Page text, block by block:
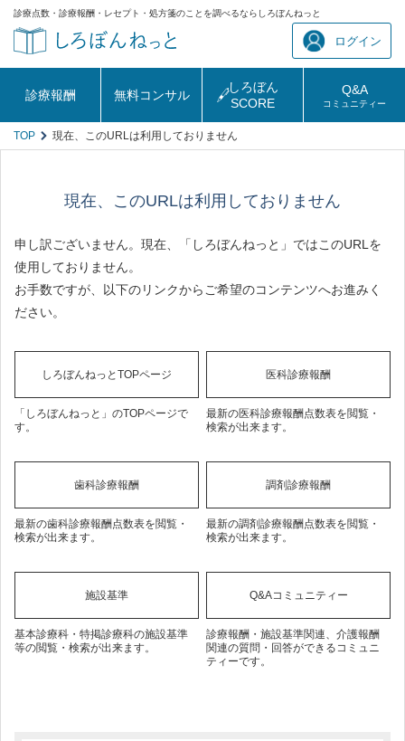
診療点数・診療報酬・レセプト・処方箋のことを調べるならしろぼんねっと
ログイン
診療報酬 無料コンサル
しろぼん
SCORE
Q&A
コミュニティー
TOP 現在、このURLは利用しておりません
現在、このURLは利用しておりません
申し訳ございません。現在、「しろぼんねっと」ではこのURLを
使用しておりません。
お手数ですが、以下のリンクからご希望のコンテンツへお進みく
ださい。
しろぼんねっとTOPページ
「しろぼんねっと」のTOPページで
す。
医科診療報酬
最新の医科診療報酬点数表を閲覧・
検索が出来ます。
歯科診療報酬
最新の歯科診療報酬点数表を閲覧・
検索が出来ます。
調剤診療報酬
最新の調剤診療報酬点数表を閲覧・
検索が出来ます。
施設基準
基本診療科・特掲診療科の施設基準
等の閲覧・検索が出来ます。
Q&Aコミュニティー
診療報酬・施設基準関連、介護報酬
関連の質問・回答ができるコミュニ
ティーです。